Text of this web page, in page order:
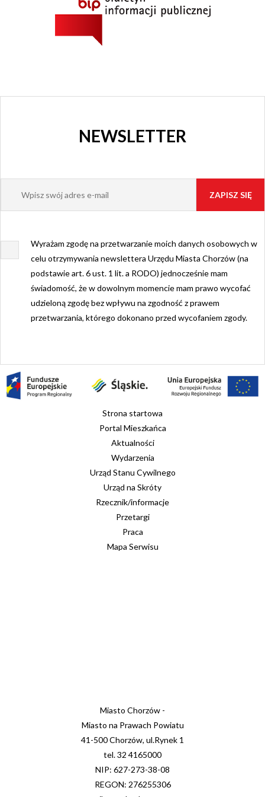
NEWSLETTER
Wyrażam zgodę na przetwarzanie moich danych osobowych w
celu otrzymywania newslettera Urzędu Miasta Chorzów (na
podstawie art. 6 ust. 1 lit. a RODO) jednocześnie mam
świadomość, że w dowolnym momencie mam prawo wycofać
udzieloną zgodę bez wpływu na zgodność z prawem
przetwarzania, którego dokonano przed wycofaniem zgody.
Strona startowa
Portal Mieszkańca
Aktualności
Wydarzenia
Urząd Stanu Cywilnego
Urząd na Skróty
Rzecznik/informacje
Przetargi
Praca
Mapa Serwisu
Miasto Chorzów -
Miasto na Prawach Powiatu
41-500 Chorzów, ul.Rynek 1
tel. 32 4165000
NIP: 627-273-38-08
REGON: 276255306